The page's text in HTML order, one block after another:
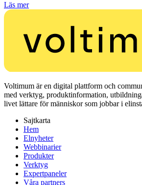
Läs mer
Voltimum är en digital plattform och
med verktyg, produktinformation,
livet lättare för människor som jobbar i
Sajtkarta
Hem
Elnyheter
Webbinarier
Produkter
Verktyg
Expertpaneler
Våra partners